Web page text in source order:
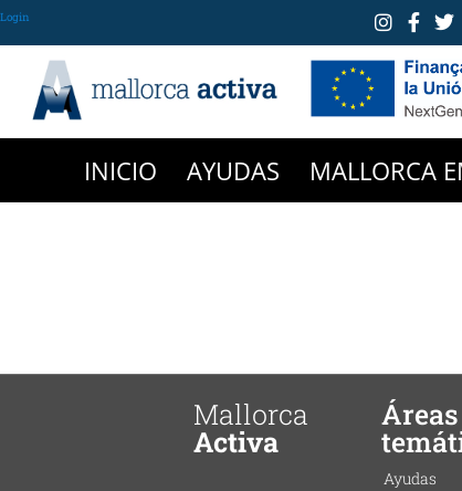
Login
INICIO AYUDAS MALLORCA
Mallorca
Activa
Áreas
Ayudas